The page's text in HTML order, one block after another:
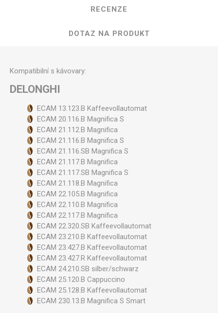
RECENZE
DOTAZ NA PRODUKT
Kompatibilní s kávovary:
DELONGHI
ECAM 13.123.B Kaffeevollautomat
ECAM 20.116.B Magnifica S
ECAM 21.112.B Magnifica
ECAM 21.116.B Magnifica S
ECAM 21.116.SB Magnifica S
ECAM 21.117.B Magnifica
ECAM 21.117.SB Magnifica S
ECAM 21.118.B Magnifica
ECAM 22.105.B Magnifica
ECAM 22.110.B Magnifica
ECAM 22.117.B Magnifica
ECAM 22.320.SB Kaffeevollautomat
ECAM 23.210.B Kaffeevollautomat
ECAM 23.427.B Kaffeevollautomat
ECAM 23.427.R Kaffeevollautomat
ECAM 24.210.SB silber/schwarz
ECAM 25.120.B Cappuccino
ECAM 25.128.B Kaffeevollautomat
ECAM 230.13.B Magnifica S Smart